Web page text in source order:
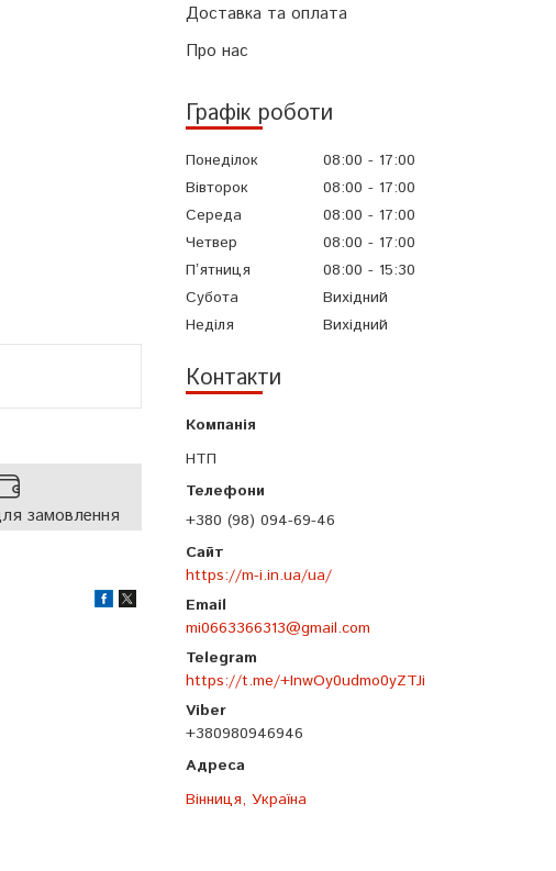
Доставка та оплата
Про нас
Графік роботи
Понеділок 08:00
17:00
Вівторок
08:00
17:00
Середа
08:00
17:00
Четвер
08:00
17:00
Пʼятниця
08:00
15:30
Субота
Вихідний
Неділя
Вихідний
Контакти
НТП
+380 (98) 094-69-46
https://m-i.in.ua/ua/
mi0663366313@gmail.com
https://t.me/+InwOy0udmo0yZTJi
+380980946946
Вінниця, Україна
замовлення